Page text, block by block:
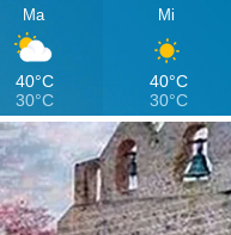
Ma
40°C
30°C
Mi
40°C
30°C